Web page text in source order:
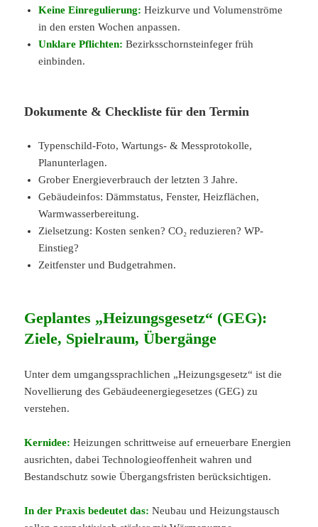
Keine Einregulierung: Heizkurve und Volumenströme
in den ersten Wochen anpassen.
Unklare Pflichten: Bezirksschornsteinfeger früh
einbinden.
Dokumente & Checkliste für den Termin
Typenschild-Foto, Wartungs- & Messprotokolle,
Planunterlagen.
Grober Energieverbrauch der letzten 3 Jahre.
Gebäudeinfos: Dämmstatus, Fenster, Heizflächen,
Warmwasserbereitung.
Zielsetzung: Kosten senken? CO₂ reduzieren? WP-
Einstieg?
Zeitfenster und Budgetrahmen.
Geplantes „Heizungsgesetz“ (GEG):
Ziele, Spielraum, Übergänge
Unter dem umgangssprachlichen „Heizungsgesetz“ ist die
Novellierung des Gebäudeenergiegesetzes (GEG) zu
verstehen.
Kernidee: Heizungen schrittweise auf erneuerbare Energien
ausrichten, dabei Technologieoffenheit wahren und
Bestandschutz sowie Übergangsfristen berücksichtigen.
In der Praxis bedeutet das: Neubau und Heizungstausch